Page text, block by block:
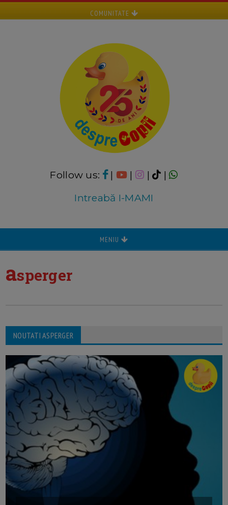
COMUNITATE
Follow us: | | |
|
Intreabă I-MAMI
MENIU
asperger
NOUTATI ASPERGER